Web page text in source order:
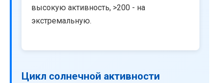
высокую активность, >200 - на
экстремальную.
Цикл солнечной активности